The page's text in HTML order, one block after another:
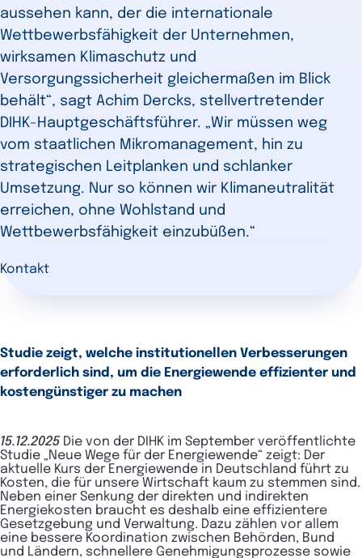
aussehen kann, der die internationale
Wettbewerbsfähigkeit der Unternehmen,
wirksamen Klimaschutz und
Versorgungssicherheit gleichermaßen im Blick
behält“, sagt Achim Dercks, stellvertretender
DIHK-Hauptgeschäftsführer. „Wir müssen weg
vom staatlichen Mikromanagement, hin zu
strategischen Leitplanken und schlanker
Umsetzung. Nur so können wir Klimaneutralität
erreichen, ohne Wohlstand und
Wettbewerbsfähigkeit einzubüßen.“
Kontakt
Studie zeigt, welche institutionellen Verbesserungen
erforderlich sind, um die Energiewende effizienter und
kostengünstiger zu machen
15.12.2025 Die von der DIHK im September veröffentlichte
Studie „Neue Wege für der Energiewende“ zeigt: Der
aktuelle Kurs der Energiewende in Deutschland führt zu
Kosten, die für unsere Wirtschaft kaum zu stemmen sind.
Neben einer Senkung der direkten und indirekten
Energiekosten braucht es deshalb eine effizientere
Gesetzgebung und Verwaltung. Dazu zählen vor allem
eine bessere Koordination zwischen Behörden, Bund
und Ländern, schnellere Genehmigungsprozesse sowie